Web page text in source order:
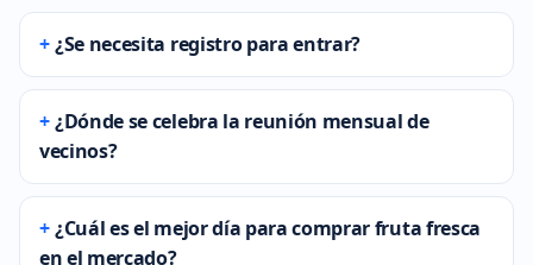
¿Se necesita registro para entrar?
¿Dónde se celebra la reunión mensual de
vecinos?
¿Cuál es el mejor día para comprar fruta fresca
en el mercado?